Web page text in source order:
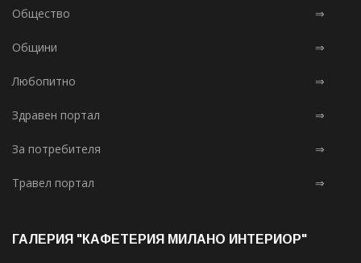
Общество ⇒
Общини ⇒
Любопитно ⇒
Здравен портал ⇒
За потребителя ⇒
Травел портал ⇒
ГАЛЕРИЯ "КАФЕТЕРИЯ МИЛАНО ИНТЕРИОР"